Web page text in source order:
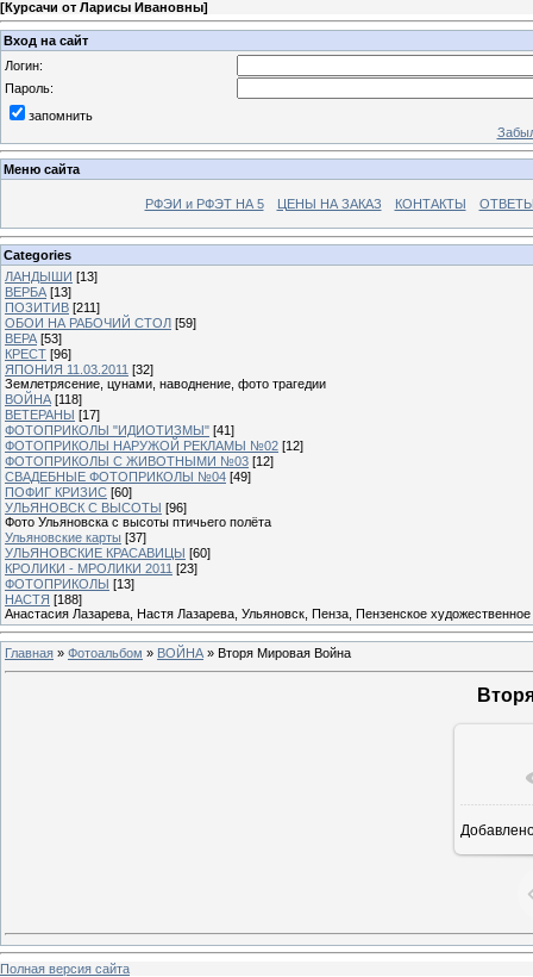
[Курсачи от Ларисы Ивановны]
Вход на сайт
Логин:
Пароль:
запомнить
Меню сайта
РФЭИ и РФЭТ НА 5 ЦЕНЫ НА ЗАКАЗ КОНТАКТЫ
Categories
ЛАНДЫШИ [13]
ВЕРБА [13]
ПОЗИТИВ [211]
ОБОИ НА РАБОЧИЙ СТОЛ [59]
ВЕРА [53]
КРЕСТ [96]
ЯПОНИЯ 11.03.2011 [32]
Землетрясение, цунами, наводнение, фото трагедии
ВОЙНА [118]
ВЕТЕРАНЫ [17]
ФОТОПРИКОЛЫ "ИДИОТИЗМЫ" [41]
ФОТОПРИКОЛЫ НАРУЖОЙ РЕКЛАМЫ №02 [12]
ФОТОПРИКОЛЫ С ЖИВОТНЫМИ №03 [12]
СВАДЕБНЫЕ ФОТОПРИКОЛЫ №04 [49]
ПОФИГ КРИЗИС [60]
УЛЬЯНОВСК С ВЫСОТЫ [96]
Фото Ульяновска с высоты птичьего полёта
Ульяновские карты [37]
УЛЬЯНОВСКИЕ КРАСАВИЦЫ [60]
КРОЛИКИ - МРОЛИКИ 2011 [23]
ФОТОПРИКОЛЫ [13]
НАСТЯ [188]
Анастасия Лазарева, Настя Лазарева, Ульяновск, Пенза, Пензенское
Главная » Фотоальбом » ВОЙНА » Вторя Мировая Война
Полная версия сайта